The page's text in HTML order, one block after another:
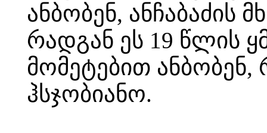
ანბობენ, ანჩაბაძის
რადგან ეს 19 წლის
მომეტებით
ჰსჯობიანო.